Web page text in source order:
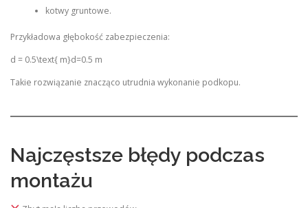
kotwy gruntowe.
Przykładowa głębokość zabezpieczenia:
d = 0.5\text{ m}d=0.5 m
Takie rozwiązanie znacząco utrudnia wykonanie podkopu.
Najczęstsze błędy podczas
montażu